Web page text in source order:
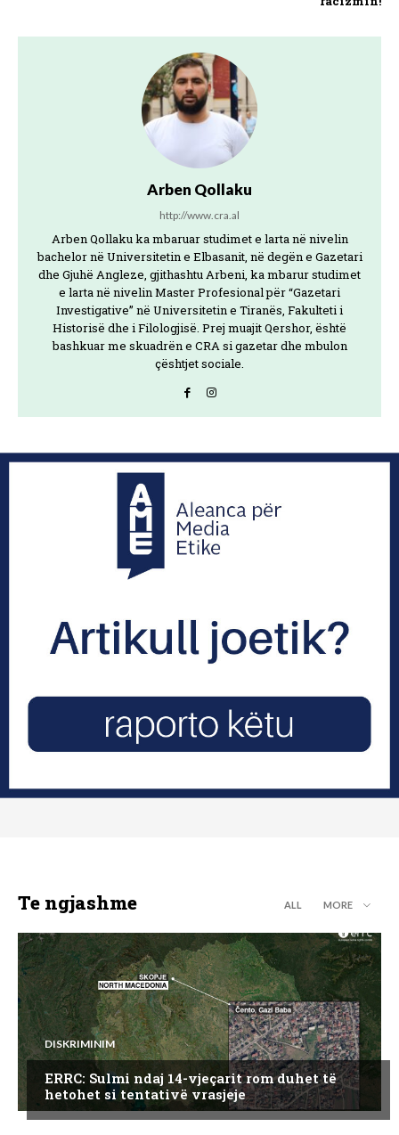
Arben Qollaku
http://www.cra.al
Arben Qollaku ka mbaruar studimet e larta në nivelin
bachelor në Universitetin e Elbasanit, në degën e Gazetari
dhe Gjuhë Angleze, gjithashtu Arbeni, ka mbarur studimet
e larta në nivelin Master Profesional për “Gazetari
Investigative” në Universitetin e Tiranës, Fakulteti i
Historisë dhe i Filologjisë. Prej muajit Qershor, është
bashkuar me skuadrën e CRA si gazetar dhe mbulon
çështjet sociale.
Te ngjashme ALL MORE
DISKRIMINIM
ERRC: Sulmi ndaj 14-vjeçarit rom duhet të
hetohet si tentativë vrasjeje